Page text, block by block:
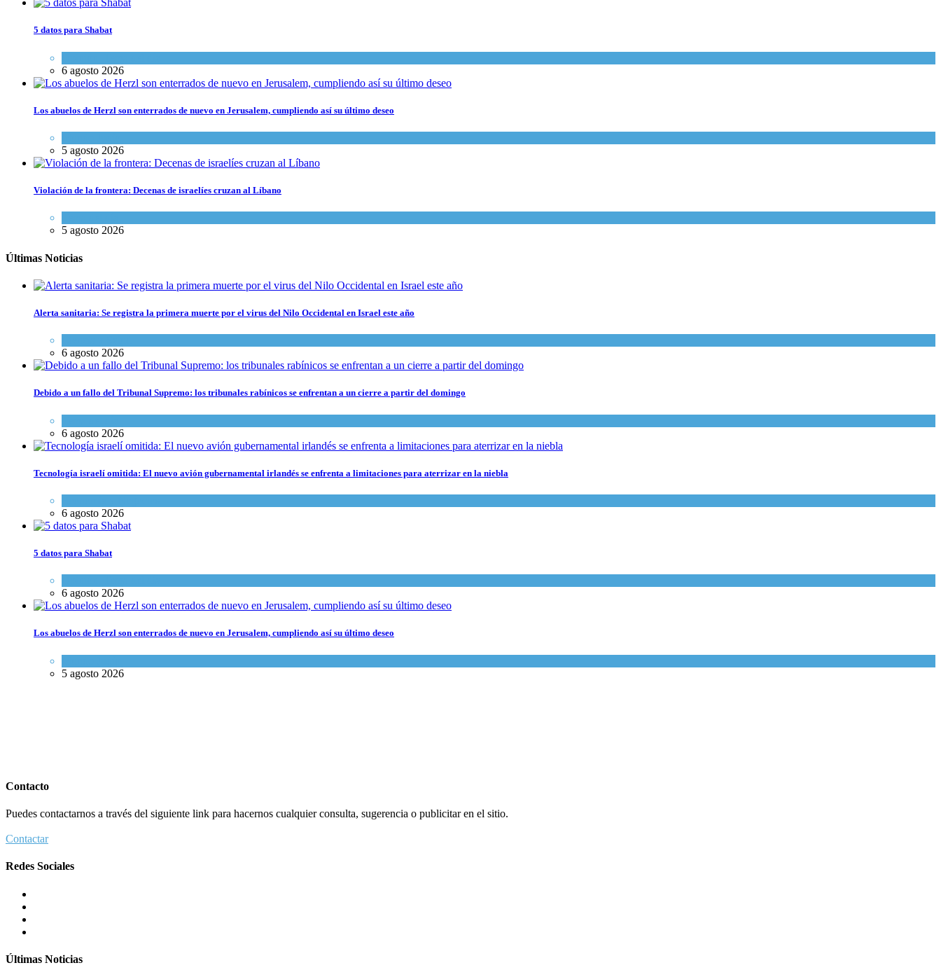
5 datos para Shabat
6 agosto 2026
Los abuelos de Herzl son enterrados de nuevo en Jerusalem, cumpliendo así su último deseo
5 agosto 2026
Violación de la frontera: Decenas de israelíes cruzan al Líbano
5 agosto 2026
Últimas Noticias
Alerta sanitaria: Se registra la primera muerte por el virus del Nilo Occidental en Israel este año
6 agosto 2026
Debido a un fallo del Tribunal Supremo: los tribunales rabínicos se enfrentan a un cierre a partir del domingo
6 agosto 2026
Tecnología israelí omitida: El nuevo avión gubernamental irlandés se enfrenta a limitaciones para aterrizar en la niebla
6 agosto 2026
5 datos para Shabat
6 agosto 2026
Los abuelos de Herzl son enterrados de nuevo en Jerusalem, cumpliendo así su último deseo
5 agosto 2026
Contacto
Puedes contactarnos a través del siguiente link para hacernos cualquier consulta, sugerencia o publicitar en el sitio.
Contactar
Redes Sociales
Últimas Noticias